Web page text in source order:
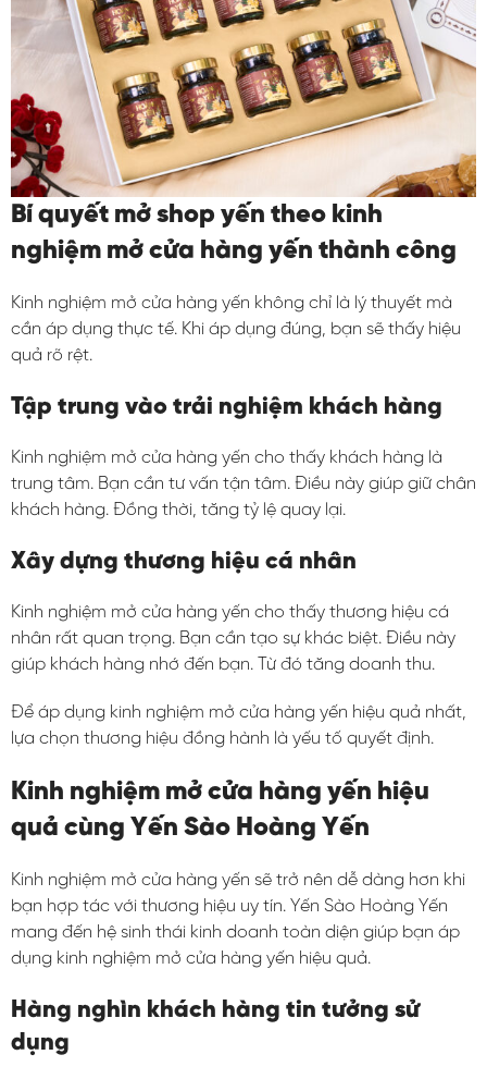
Bí quyết mở shop yến theo kinh
nghiệm mở cửa hàng yến thành công
Kinh nghiệm mở cửa hàng yến không chỉ là lý thuyết mà
cần áp dụng thực tế. Khi áp dụng đúng, bạn sẽ thấy hiệu
quả rõ rệt.
Tập trung vào trải nghiệm khách hàng
Kinh nghiệm mở cửa hàng yến cho thấy khách hàng là
trung tâm. Bạn cần tư vấn tận tâm. Điều này giúp giữ chân
khách hàng. Đồng thời, tăng tỷ lệ quay lại.
Xây dựng thương hiệu cá nhân
Kinh nghiệm mở cửa hàng yến cho thấy thương hiệu cá
nhân rất quan trọng. Bạn cần tạo sự khác biệt. Điều này
giúp khách hàng nhớ đến bạn. Từ đó tăng doanh thu.
Để áp dụng kinh nghiệm mở cửa hàng yến hiệu quả nhất,
lựa chọn thương hiệu đồng hành là yếu tố quyết định.
Kinh nghiệm mở cửa hàng yến hiệu
quả cùng Yến Sào Hoàng Yến
Kinh nghiệm mở cửa hàng yến sẽ trở nên dễ dàng hơn khi
bạn hợp tác với thương hiệu uy tín. Yến Sào Hoàng Yến
mang đến hệ sinh thái kinh doanh toàn diện giúp bạn áp
dụng kinh nghiệm mở cửa hàng yến hiệu quả.
Hàng nghìn khách hàng tin tưởng sử
dụng